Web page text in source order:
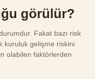
görülür?
Fakat bazı risk
kuruluk gelişme riskini
olabilen faktörlerden